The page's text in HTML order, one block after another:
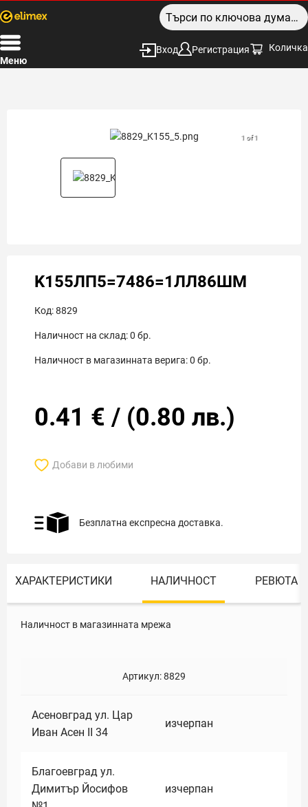
Меню
Вход Регистрация Количка
1 of 1
K155ЛП5=7486=1ЛЛ86ШМ
Код:8829
Наличност на склад:0 бр.
Наличност в магазинната верига:0 бр.
0.41 € / (0.80 лв.)
Добави в любими
Безплатна експресна доставка.
ХАРАКТЕРИСТИКИ НАЛИЧНОСТ РЕВЮТА
Наличност в магазинната мрежа
Артикул:8829
Асеновград ул. Цар
Иван Асен II 34
изчерпан
Благоевград ул.
Димитър Йосифов
изчерпан